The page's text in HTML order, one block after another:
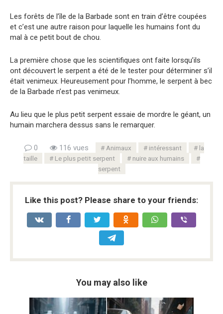
Les forêts de l’île de la Barbade sont en train d’être coupées
et c’est une autre raison pour laquelle les humains font du
mal à ce petit bout de chou.
La première chose que les scientifiques ont faite lorsqu’ils
ont découvert le serpent a été de le tester pour déterminer s’il
était venimeux. Heureusement pour l’homme, le serpent à bec
de la Barbade n’est pas venimeux.
Au lieu que le plus petit serpent essaie de mordre le géant, un
humain marchera dessus sans le remarquer.
0 116 vues Animaux intéressant
la
taille
Le plus petit serpent
nuire aux humains
serpent
Like this post? Please share to your friends:
You may also like